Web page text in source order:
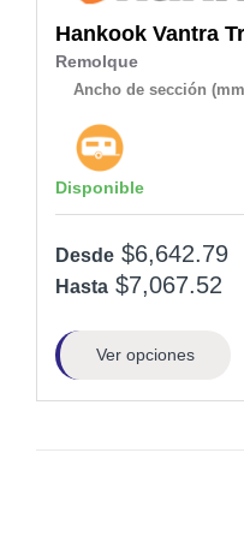
Hankook Vantra
Remolque
Ancho de sección
Disponible
Desde $6,642.79
Hasta $7,067.52
Ver opciones